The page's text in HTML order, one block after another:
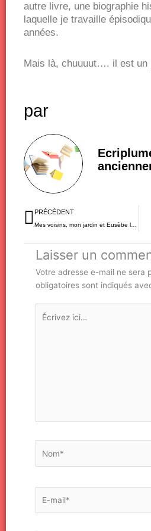
autre livre, une biographie
laquelle je travaille
années.
Mais là, chuuuut…. il est un
par
Précédent
PRÉCÉDENT
Laisser un
Votre adresse e-mail ne sera
obligatoires sont indiqués
Écrivez
ici…
mail*